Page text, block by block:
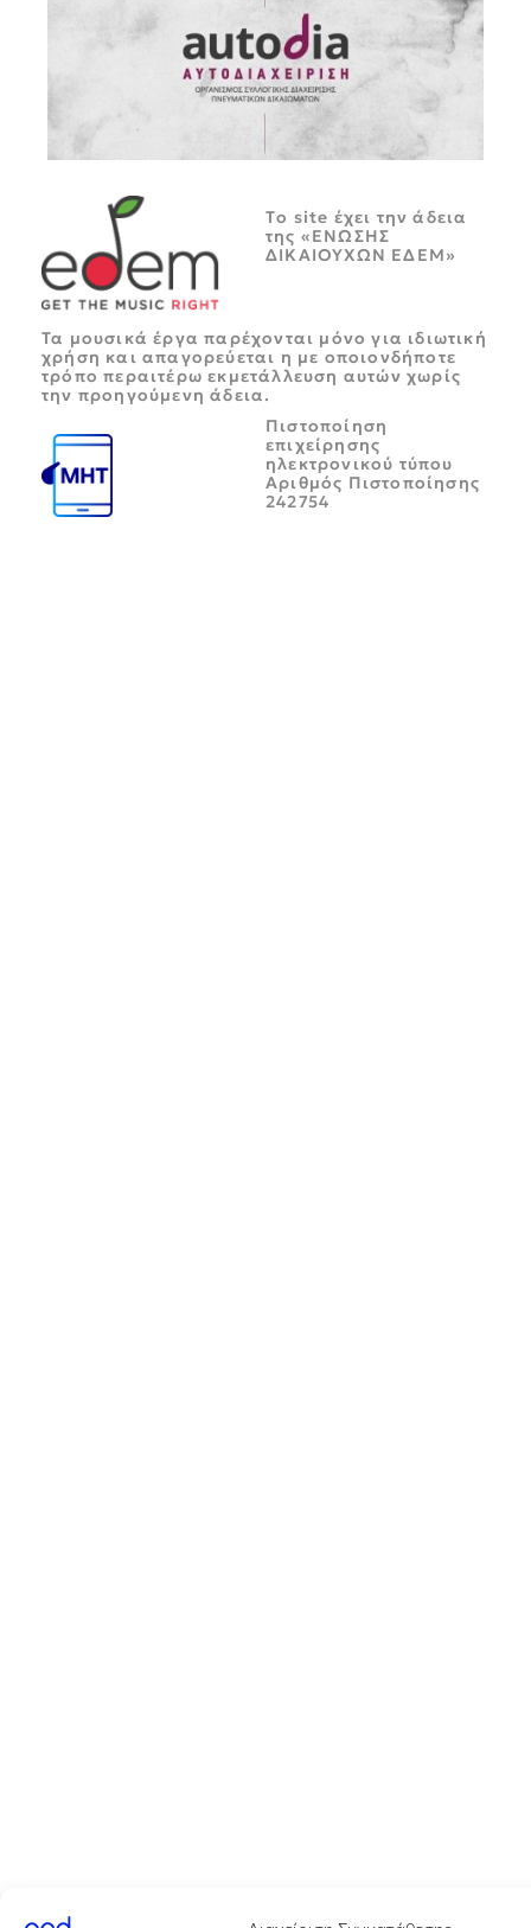
Tο site έχει την άδεια
της «ΕΝΩΣΗΣ
ΔΙΚΑΙΟΥΧΩΝ ΕΔΕΜ»
Τα μουσικά έργα παρέχονται μόνο για ιδιωτική
χρήση και απαγορεύεται η με οποιονδήποτε
τρόπο περαιτέρω εκμετάλλευση αυτών χωρίς
την προηγούμενη άδεια.
Πιστοποίηση
επιχείρησης
ηλεκτρονικού τύπου
Αριθμός Πιστοποίησης
242754